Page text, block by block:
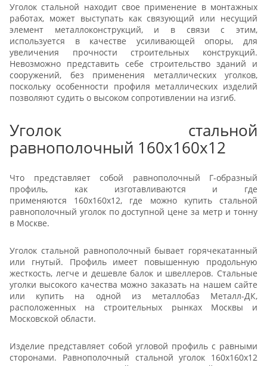
Уголок стальной находит свое применение в монтажных
работах, может выступать как связующий или несущий
элемент металлоконструкций, и в связи с этим,
используется в качестве усиливающей опоры, для
увеличения прочности строительных конструкций.
Невозможно представить себе строительство зданий и
сооружений, без применения металлических уголков,
поскольку особенности профиля металлических изделий
позволяют судить о высоком сопротивлении на изгиб.
Уголок стальной
равнополочный 160x160x12
Что представляет собой равнополочный Г-образный
профиль, как изготавливаются и где
применяются 160x160x12, где можно купить стальной
равнополочный уголок по доступной цене за метр и тонну
в Москве.
Уголок стальной равнополочный бывает горячекатанный
или гнутый. Профиль имеет повышенную продольную
жесткость, легче и дешевле балок и швеллеров. Стальные
уголки высокого качества можно заказать на нашем сайте
или купить на одной из металлобаз Металл-ДК,
расположенных на строительных рынках Москвы и
Московской области.
Изделие представляет собой угловой профиль с равными
сторонами. Равнополочный стальной уголок 160x160x12